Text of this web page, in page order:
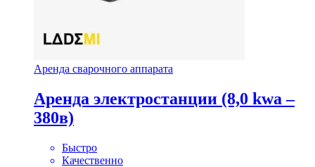
Аренда сварочного аппарата
Аренда электростанции (8,0 kwa –
380в)
Быстро
Качественно